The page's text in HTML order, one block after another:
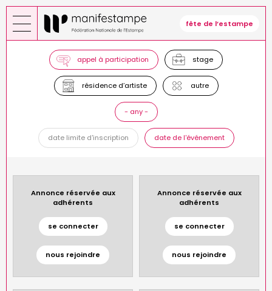
Skip
to
main
fête de l’estampe
appel à participation stage
résidence d’artiste autre
- any -
date limite d'inscription date de l'événement
Annonce réservée aux
adhérents
se connecter
nous rejoindre
Annonce réservée aux
adhérents
se connecter
nous rejoindre